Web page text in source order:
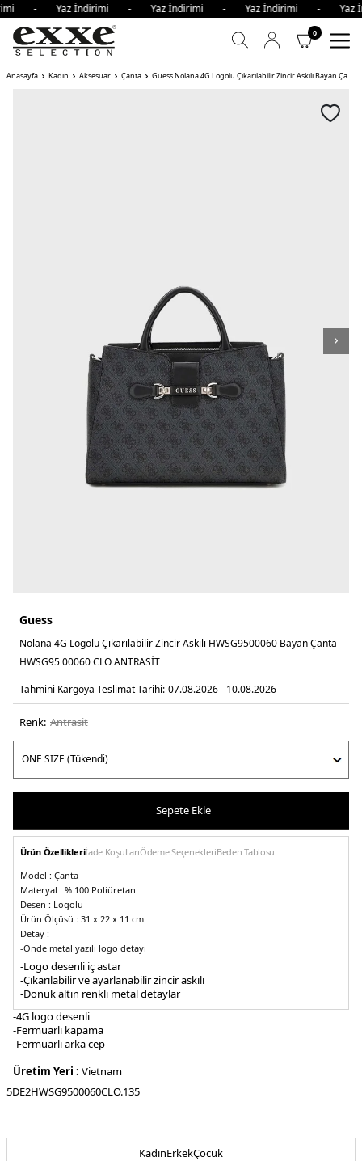
- Yaz İndirimi - Yaz İndirimi - Yaz İndirimi -
0
Anasayfa Kadın Aksesuar Çanta Guess Nolana 4G Logolu Çıkarılabilir Zincir Askılı Bayan Çanta CLO ANTRASİT
Guess
Nolana 4G Logolu Çıkarılabilir Zincir Askılı HWSG9500060 Bayan Çanta
HWSG95 00060 CLO ANTRASİT
Tahmini Kargoya Teslimat Tarihi: 07.08.2026 - 10.08.2026
Renk: antrasi̇t
Sepete Ekle
Ürün Özellikleriİade KoşullarıÖdeme SeçenekleriBeden Tablosu
Model : Çanta
Materyal : % 100 Poliüretan
Desen : Logolu
Ürün Ölçüsü : 31 x 22 x 11 cm
Detay :
-Önde metal yazılı logo detayı
-Logo desenli iç astar
-Çift tutma sapı
-Çıkarılabilir ve ayarlanabilir zincir askılı
-Donuk altın renkli metal detaylar
-4G logo desenli
-Fermuarlı kapama
-Fermuarlı arka cep
Üretim Yeri : Vietnam
5DE2HWSG9500060CLO.135
KadınErkekÇocuk